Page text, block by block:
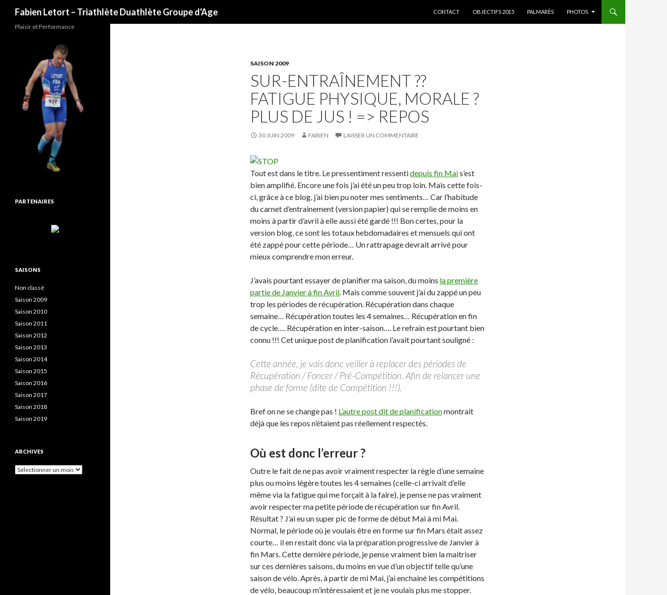
Fabien Letort – Triathlète Duathlète Groupe d'Age
CONTACT
OBJECTIFS 2015 PALMARÈS PHOTOS
SAISON 2009
SUR-ENTRAÎNEMENT ??
FATIGUE PHYSIQUE, MORALE ?
PLUS DE JUS ! => REPOS
30 JUIN 2009 FABIEN LAISSER UN COMMENTAIRE
Tout est dans le titre. Le pressentiment ressentidepuis fin Mais’est
bien amplifié. Encore une fois j’ai été un peu trop loin. Mais cette fois-
ci, grâce à ce blog, j’ai bien pu noter mes sentiments… Car l’habitude
du carnet d’entrainement (version papier) qui se remplie de moins en
moins à partir d’avril à elle aussi été gardé !!! Bon certes, pour la
version blog, ce sont les totaux hebdomadaires et mensuels qui ont
été zappé pour cette période… Un rattrapage devrait arrivé pour
mieux comprendre mon erreur.
J’avais pourtant essayer de planifier ma saison, du moins la première
partie de Janvier à fin Avril. Mais comme souvent j’ai du zappé un peu
trop les périodes de récupération. Récupération dans chaque
semaine… Récupération toutes les 4 semaines… Récupération en fin
de cycle…. Récupération en inter-saison…. Le refrain est pourtant bien
connu !!! Cet unique post de planification l’avait pourtant souligné :
Cette année, je vais donc veiller à replacer des périodes de
Récupération / Foncer / Pré-Compétition. Afin de relancer une
phase de forme (dite de Compétition !!!).
Bref on ne se change pas ! L’autre post dit de planificationmontrait
déjà que les repos n’étaient pas réellement respectés.
Où est donc l’erreur ?
Outre le fait de ne pas avoir vraiment respecter la règle d’une semaine
plus ou moins légère toutes les 4 semaines (celle-ci arrivait d’elle
même via la fatigue qui me forçait à la faire), je pense ne pas vraiment
avoir respecter ma petite période de récupération sur fin Avril.
Résultat ? J’ai eu un super pic de forme de début Mai à mi Mai.
Normal, le période où je voulais être en forme sur fin Mars était assez
courte… il en restait donc via la préparation progressive de Janvier à
fin Mars. Cette dernière période, je pense vraiment bien la maitriser
sur ces dernières saisons, du moins en vue d’un objectif telle qu’une
saison de vélo. Après, à partir de mi Mai, j’ai enchainé les compétitions
de vélo, beaucoup m’intéressaient et je ne voulais plus me stopper.
Plaisir et Performance
PARTENAIRES
SAISONS
Non classé
Saison 2009
Saison 2010
Saison 2011
Saison 2012
Saison 2013
Saison 2014
Saison 2015
Saison 2016
Saison 2017
Saison 2018
Saison 2019
ARCHIVES
Archives